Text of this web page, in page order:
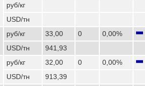
руб/кг
USD/тн
руб/кг 33,00 0
0,00%
USD/тн
941,93
руб/кг 32,00 0
0,00%
USD/тн
913,39